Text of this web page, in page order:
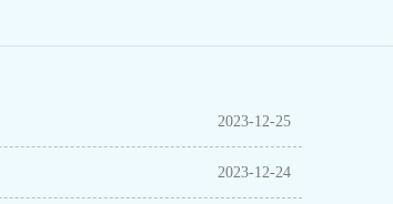
2023-12-25
2023-12-24